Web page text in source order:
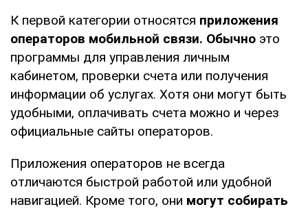
К первой категории относятся приложения
операторов мобильной связи. Обычно это
программы для управления личным
кабинетом, проверки счета или получения
информации об услугах. Хотя они могут быть
удобными, оплачивать счета можно и через
официальные сайты операторов.
Приложения операторов не всегда
отличаются быстрой работой или удобной
навигацией. Кроме того, они могут собирать